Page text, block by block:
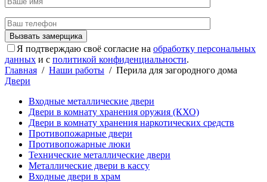
Я подтверждаю своё согласие на обработку персональных
данных и с политикой конфиденциальности.
Главная / Наши работы / Перила для загородного дома
Двери
Входные металлические двери
Двери в комнату хранения оружия (КХО)
Двери в комнату хранения наркотических средств
Противопожарные двери
Противопожарные люки
Технические металлические двери
Металлические двери в кассу
Входные двери в храм